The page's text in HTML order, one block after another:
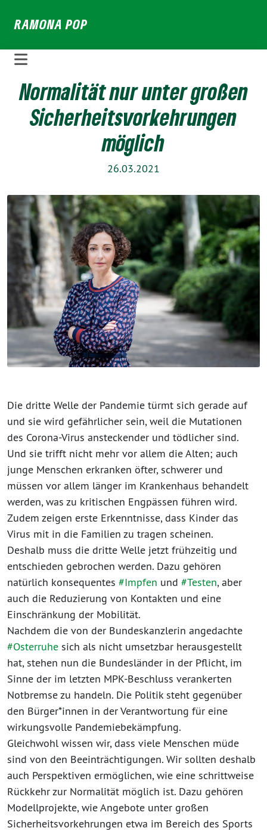
zumRAMONA POP
Normalität nur unter großen
Sicherheitsvorkehrungen
möglich
26.03.2021
Die dritte Welle der Pandemie türmt sich gerade auf
und sie wird gefährlicher sein, weil die Mutationen
des Corona-Virus ansteckender und tödlicher sind.
Und sie trifft nicht mehr vor allem die Alten; auch
junge Menschen erkranken öfter, schwerer und
müssen vor allem länger im Krankenhaus behandelt
werden, was zu kritischen Engpässen führen wird.
Zudem zeigen erste Erkenntnisse, dass Kinder das
Virus mit in die Familien zu tragen scheinen.
Deshalb muss die dritte Welle jetzt frühzeitig und
entschieden gebrochen werden. Dazu gehören
natürlich konsequentes #Impfen und #Testen, aber
auch die Reduzierung von Kontakten und eine
Einschränkung der Mobilität.
Nachdem die von der Bundeskanzlerin angedachte
#Osterruhe sich als nicht umsetzbar herausgestellt
hat, stehen nun die Bundesländer in der Pflicht, im
Sinne der im letzten MPK-Beschluss verankerten
Notbremse zu handeln. Die Politik steht gegenüber
den Bürger*innen in der Verantwortung für eine
wirkungsvolle Pandemiebekämpfung.
Gleichwohl wissen wir, dass viele Menschen müde
sind von den Beeinträchtigungen. Wir sollten deshalb
auch Perspektiven ermöglichen, wie eine schrittweise
Rückkehr zur Normalität möglich ist. Dazu gehören
Modellprojekte, wie Angebote unter großen
Sicherheitsvorkehrungen etwa im Bereich des Sports